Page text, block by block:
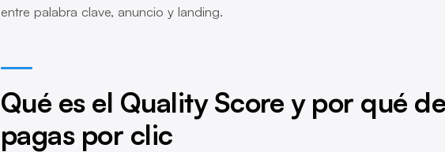
entre palabra clave, anuncio y landing.
Qué es el Quality Score y por qué
pagas por clic